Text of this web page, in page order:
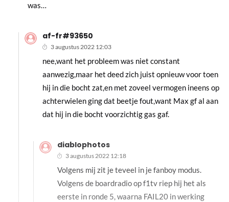
was…
af-fr#93650
3 augustus 2022 12:03
nee,want het probleem was niet constant
aanwezig,maar het deed zich juist opnieuw voor toen
hij in die bocht zat,en met zoveel vermogen ineens op
achterwielen ging dat beetje fout,want Max gf al aan
dat hij in die bocht voorzichtig gas gaf.
diablophotos
3 augustus 2022 12:18
Volgens mij zit je teveel in je fanboy modus.
Volgens de boardradio op f1tv riep hij het als
eerste in ronde 5, waarna FAIL20 in werking